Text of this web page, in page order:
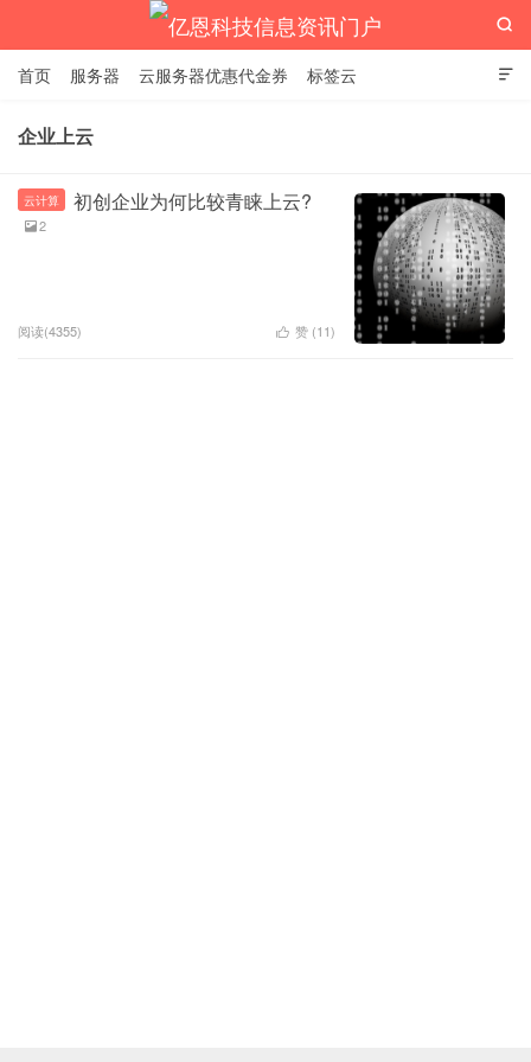
亿恩科技信息资讯门户

首页 服务器 云服务器优惠代金券 标签云

企业上云
云计算 初创企业为何比较青睐上云?
2
阅读(4355)  赞 (11)